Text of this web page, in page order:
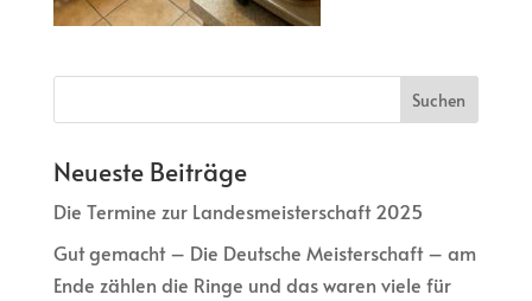
Neueste Beiträge
Die Termine zur Landesmeisterschaft 2025
Gut gemacht – Die Deutsche Meisterschaft – am
Ende zählen die Ringe und das waren viele für